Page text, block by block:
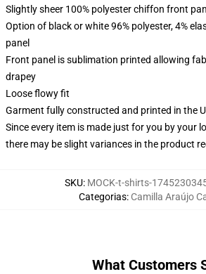
Slightly sheer 100% polyester chiffon front
Option of black or white 96% polyester, 4%
panel
Front panel is sublimation printed allowing
drapey
Loose flowy fit
Garment fully constructed and printed in the
Since every item is made just for you by your
there may be slight variances in the product
SKU: MOCK-t-shirts-
Categorias: Camilla Araújo
What Customers